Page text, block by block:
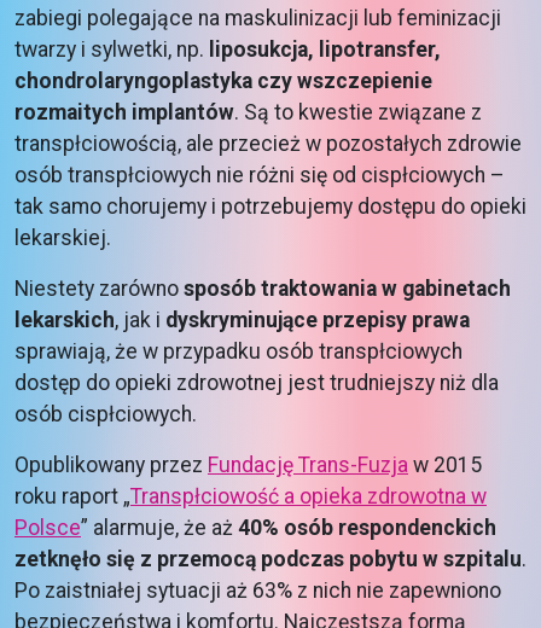
zabiegi polegające na maskulinizacji lub feminizacji
twarzy i sylwetki, np. liposukcja, lipotransfer,
chondrolaryngoplastyka czy wszczepienie
rozmaitych implantów. Są to kwestie związane z
transpłciowością, ale przecież w pozostałych zdrowie
osób transpłciowych nie różni się od cispłciowych –
tak samo chorujemy i potrzebujemy dostępu do opieki
lekarskiej.
Niestety zarówno sposób traktowania w gabinetach
lekarskich, jak i dyskryminujące przepisy prawa
sprawiają, że w przypadku osób transpłciowych
dostęp do opieki zdrowotnej jest trudniejszy niż dla
osób cispłciowych.
Opublikowany przez Fundację Trans-Fuzja w 2015
roku raport „Transpłciowość a opieka zdrowotna w
Polsce” alarmuje, że aż 40% osób respondenckich
zetknęło się z przemocą podczas pobytu w szpitalu.
Po zaistniałej sytuacji aż 63% z nich nie zapewniono
bezpieczeństwa i komfortu. Najczęstszą formą